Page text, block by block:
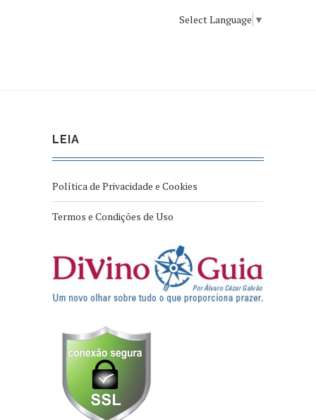
Select Language ▼
LEIA
Política de Privacidade e Cookies
Termos e Condições de Uso